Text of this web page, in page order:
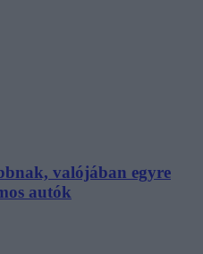
valójában egyre
autók